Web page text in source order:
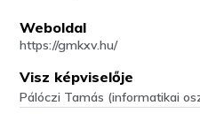
Weboldal
https://gmkxv.hu/
Visz képviselője
Pálóczi Tamás (informatikai